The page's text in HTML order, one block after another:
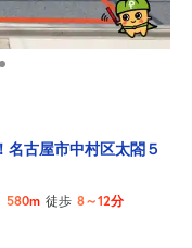
古屋市中村区太閤５
580m 徒歩 8～12分